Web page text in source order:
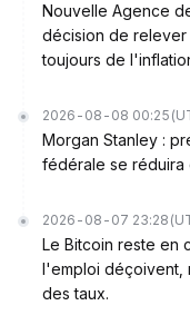
Nouvelle Agence
décision de
toujours de
2026-08-08 00:25
Morgan Stanley :
fédérale se réduira
2026-08-07 23:28
Le Bitcoin reste en
l'emploi déçoivent,
des taux.